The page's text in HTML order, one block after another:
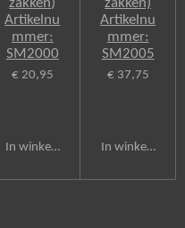
Artikelnu
mmer:
SM2000
€ 20,95
In winkelwagen
Artikelnu
mmer:
SM2005
€ 37,75
In winkelwagen